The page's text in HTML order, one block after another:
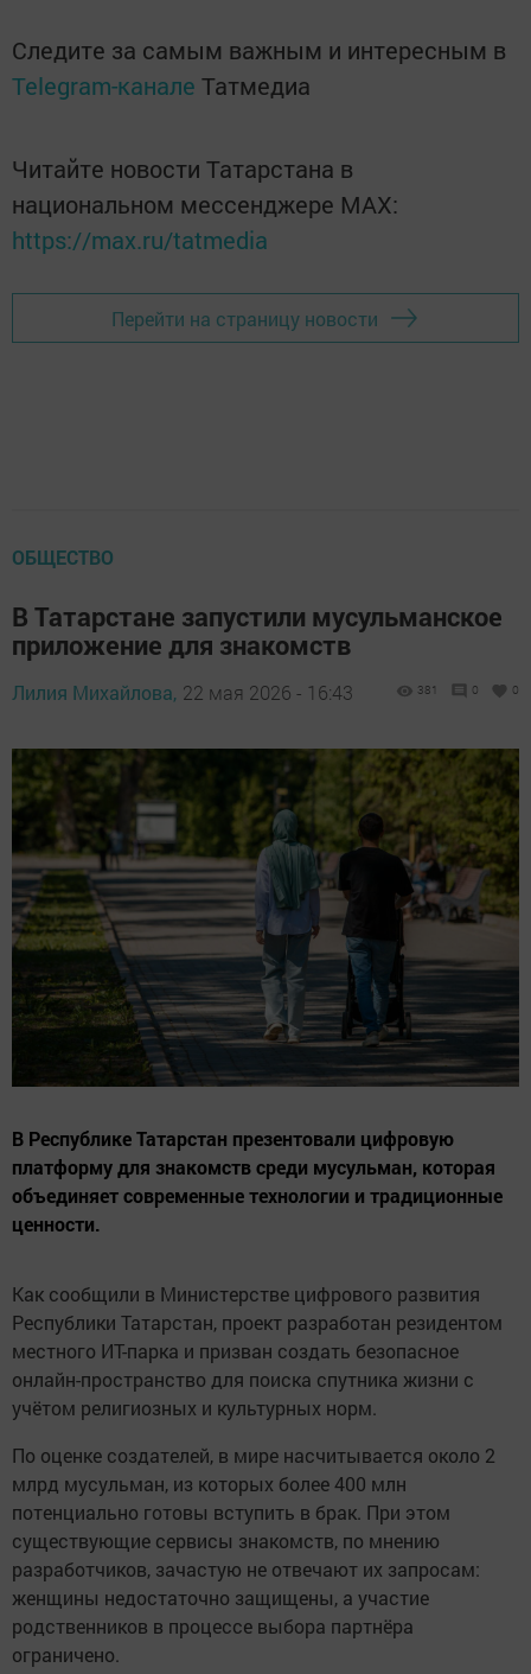
Следите за самым важным и интересным в
Telegram-канале Татмедиа
Читайте новости Татарстана в
национальном мессенджере MАХ:
https://max.ru/tatmedia
Перейти на страницу новости
ОБЩЕСТВО
В Татарстане запустили мусульманское
приложение для знакомств
Лилия Михайлова, 22 мая 2026 - 16:43 381 0 0
В Республике Татарстан презентовали цифровую
платформу для знакомств среди мусульман, которая
объединяет современные технологии и традиционные
ценности.
Как сообщили в Министерстве цифрового развития
Республики Татарстан, проект разработан резидентом
местного ИТ-парка и призван создать безопасное
онлайн-пространство для поиска спутника жизни с
учётом религиозных и культурных норм.
По оценке создателей, в мире насчитывается около 2
млрд мусульман, из которых более 400 млн
потенциально готовы вступить в брак. При этом
существующие сервисы знакомств, по мнению
разработчиков, зачастую не отвечают их запросам:
женщины недостаточно защищены, а участие
родственников в процессе выбора партнёра
ограничено.